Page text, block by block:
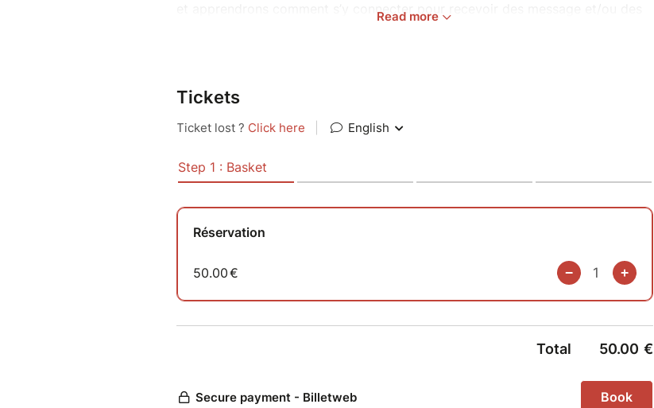
et apprendrons comment s’y connecter pour recevoir des message et/ou des
cœur, de votre inconscient.
Ce stage amène à réellement se connecter à la voie de son cœur.
Une veillée est également organisée le samedi soir. Toujours la même intention
Le tarif pour l’animation du stage est de 200€, nous pouvons vous héberger
les nuits de vendredi et samedi, en camping pour 10€ et en chambre pour 30€.
Les repas sont partagés en mode auberge espagnole.
Read more
Tickets